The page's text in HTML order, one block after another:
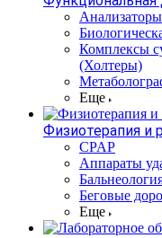
Анализаторы
Комплексы
(Холтеры)
Еще
Физиотерапия и
CPAP
Аппараты
Беговые
Еще